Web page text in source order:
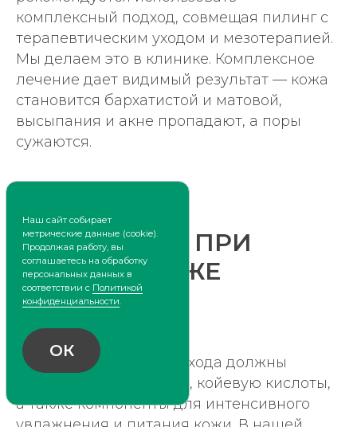
комплексный подход, совмещая пилинг с
терапевтическим уходом и мезотерапией.
Мы делаем это в клинике. Комплексное
лечение дает видимый результат — кожа
становится бархатистой и матовой,
высыпания и акне пропадают, а поры
сужаются.
ДОМАШНИЕ
ПРОЦЕДУРЫ ПРИ
ЖИРНОЙ КОЖЕ
Средства домашнего ухода должны
содержать гликолевую, койевую кислоты,
а также компоненты для интенсивного
Отправляя данные, вы соглашаетесь на
соответствии сПолитикой
Отправить
г. Красноярск
пр. Красноярский рабочий, 172
Контакты
+7 (391) 266-66-80